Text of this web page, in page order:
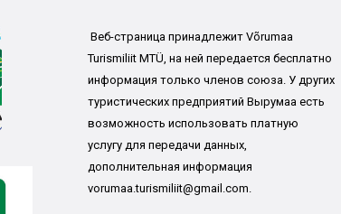
Веб-страница принадлежит Võrumaa
Turismiliit MTÜ, на ней передается бесплатно
информация только членов союза. У других
туристических предприятий Вырумаа есть
возможность использовать платную
услугу для передачи данных,
дополнительная информация
vorumaa.turismiliit@gmail.com.